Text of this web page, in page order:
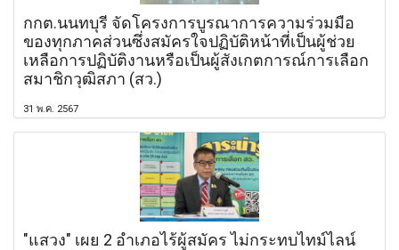
กกต.นนทบุรี จัดโครงการบูรณาการความร่วมมือ
ของทุกภาคส่วนซึ่งสมัครใจปฏิบัติหน้าที่เป็นผู้ช่วย
เหลือการปฏิบัติงานหรือเป็นผู้สังเกตการณ์การเลือก
สมาชิกวุฒิสภา (สว.)
31 พ.ค. 2567
"แสวง" เผย 2 อำเภอไร้ผู้สมัคร ไม่กระทบไทม์ไลน์